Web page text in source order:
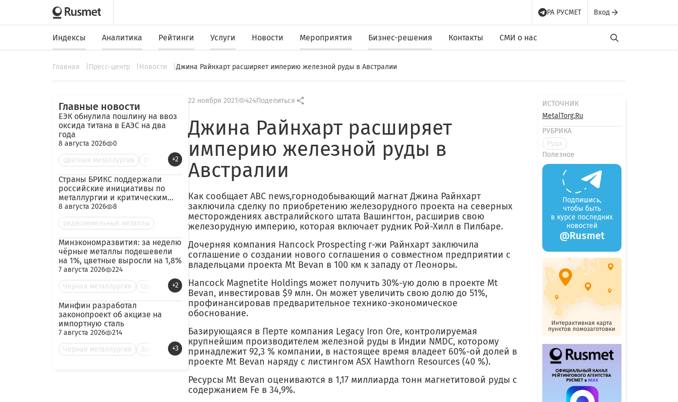
РА РУСМЕТ Вход
Индексы Аналитика Рейтинги Услуги Новости Мероприятия Бизнес-решения Контакты СМИ о нас
Главная Пресс-центр Новости Джина Райнхарт расширяет империю железной руды в Австралии
Главные новости
ЕЭК обнулила пошлину на ввоз
оксида титана в ЕАЭС на два
года
8 августа 2026
0
Цветная металлургия
+2
Страны БРИКС поддержали
российские инициативы по
металлургии и критическим
минералам
8 августа 2026
8
редкоземельные металлы
Минэкономразвития: за неделю
чёрные металлы подешевели
на 1%, цветные выросли на 1,8%
7 августа 2026
224
Черная металлургия
Цве +2
Минфин разработал
законопроект об акцизе на
импортную сталь
7 августа 2026
214
Черная металлургия
Зак +3
22 ноября 2021 424Поделиться
Джина Райнхарт расширяет
империю железной руды в
Австралии
Как сообщает ABC news,горнодобывающий магнат Джина Райнхарт
заключила сделку по приобретению железорудного проекта на северных
месторождениях австралийского штата Вашингтон, расширив свою
железорудную империю, которая включает рудник Рой-Хилл в Пилбаре.
Дочерняя компания Hancock Prospecting г-жи Райнхарт заключила
соглашение о создании нового соглашения о совместном предприятии с
владельцами проекта Mt Bevan в 100 км к западу от Леоноры.
Hancock Magnetite Holdings может получить 30%-ую долю в проекте Mt
Bevan, инвестировав $9 млн. Он может увеличить свою долю до 51%,
профинансировав предварительное технико-экономическое
обоснование.
Базирующаяся в Перте компания Legacy Iron Ore, контролируемая
крупнейшим производителем железной руды в Индии NMDC, которому
принадлежит 92,3 % компании, в настоящее время владеет 60%-ой долей в
проекте Mt Bevan наряду с листингом ASX Hawthorn Resources (40 %).
Ресурсы Mt Bevan оцениваются в 1,17 миллиарда тонн магнетитовой руды с
содержанием Fe в 34,9%.
ИСТОЧНИК
MetalTorg.Ru
РУБРИКА
Руда
Полезное
Подпишись,
чтобы быть
в курсе последних
новостей
@Rusmet